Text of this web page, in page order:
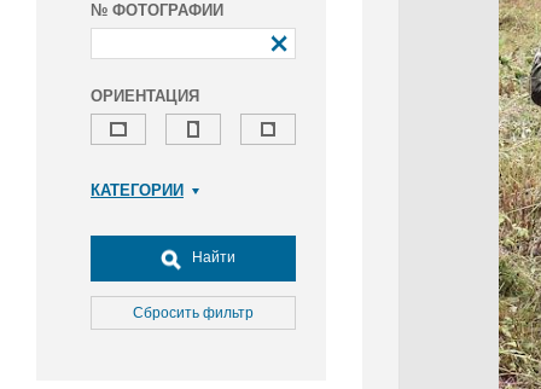
№ ФОТОГРАФИИ
ОРИЕНТАЦИЯ
КАТЕГОРИИ
Досуг, туризм и отдых
Культура
Медицина
Найти
Сбросить фильтр